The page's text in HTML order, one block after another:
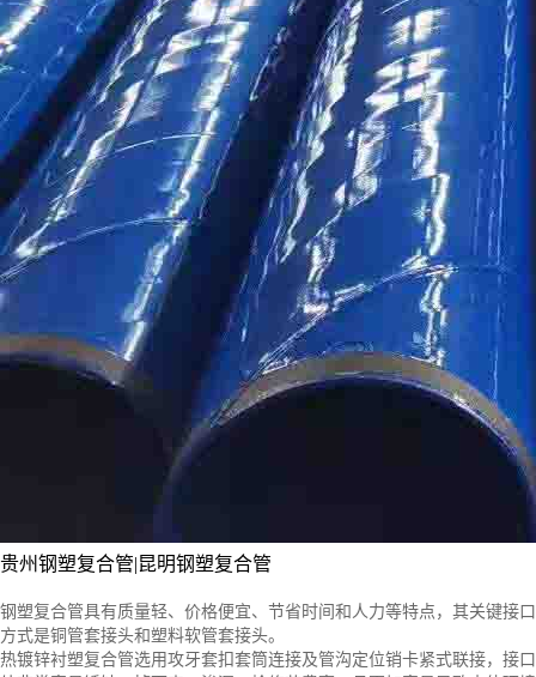
贵州钢塑复合管|昆明钢塑复合管
钢塑复合管具有质量轻、 价格便宜、 节省时间和人力等特点，其关键接口
方式是铜管套接头和塑料软管套接头。
热镀锌衬塑复合管选用攻牙套扣套筒连接及管沟定位销卡紧式联接， 接口